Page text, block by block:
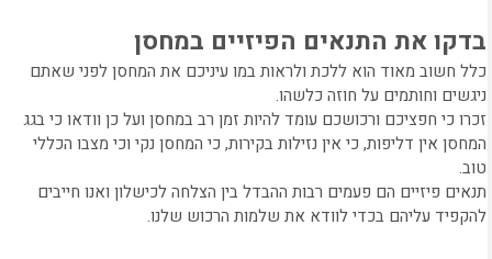
בדקו את התנאים הפיזיים במחסן
כלל חשוב מאוד הוא ללכת ולראות במו עיניכם את המחסן לפני שאתם
ניגשים וחותמים על חוזה כלשהו.
זכרו כי חפציכם ורכושכם עומד להיות זמן רב במחסן ועל כן וודאו כי בגג
המחסן אין דליפות, כי אין נזילות בקירות, כי המחסן נקי וכי מצבו הכללי
טוב.
תנאים פיזיים הם פעמים רבות ההבדל בין הצלחה לכישלון ואנו חייבים
להקפיד עליהם בכדי לוודא את שלמות הרכוש שלנו.